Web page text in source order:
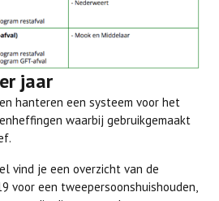
jaar
hanteren een systeem voor het
waarbij gebruikgemaakt
vind je een overzicht van de
een tweepersoonshuishouden,